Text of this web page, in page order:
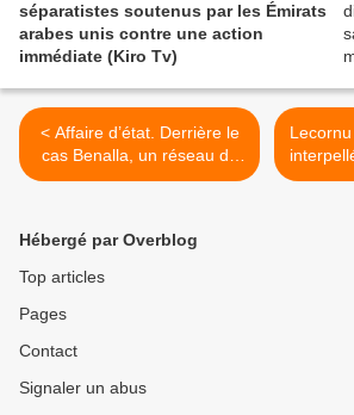
séparatistes soutenus par les Émirats
arabes unis contre une action
immédiate (Kiro Tv)
< Affaire d’état. Derrière le
cas Benalla, un réseau de
barbouzes (L'Humanité)
Hébergé par Overblog
Top articles
Pages
Contact
Signaler un abus